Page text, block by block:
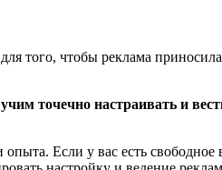
того, чтобы реклама приносила
учим точечно настраивать и
Если у вас есть свободное